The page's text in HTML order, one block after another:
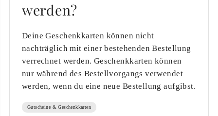
werden?
Deine Geschenkkarten können nicht
nachträglich mit einer bestehenden Bestellung
verrechnet werden. Geschenkkarten können
nur während des Bestellvorgangs verwendet
werden, wenn du eine neue Bestellung aufgibst.
Gutscheine & Geschenkkarten